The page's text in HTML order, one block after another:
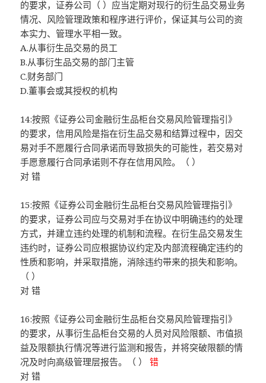
的要求，证券公司（ ）应当定期对现行的衍生品交易业务
情况、风险管理政策和程序进行评价，保证其与公司的资
本实力、管理水平相一致。
A.从事衍生品交易的员工
B.从事衍生品交易的部门主管
C.财务部门
D.董事会或其授权的机构
14:按照《证券公司金融衍生品柜台交易风险管理指引》
的要求，信用风险是指在衍生品交易和结算过程中，因交
易对手不愿履行合同承诺而导致损失的可能性，若交易对
手愿意履行合同承诺则不存在信用风险。（ ）
对 错
15:按照《证券公司金融衍生品柜台交易风险管理指引》
的要求，证券公司应与交易对手在协议中明确违约的处理
方式，并建立违约处理的机制和流程。在衍生品交易发生
违约时，证券公司应根据协议约定及内部流程确定违约的
性质和影响，并采取措施，消除违约带来的损失和影响。
（ ）
对 错
16:按照《证券公司金融衍生品柜台交易风险管理指引》
的要求，从事衍生品柜台交易的人员对风险限额、市值损
益及限额执行情况等进行监测和报告，并将突破限额的情
况及时向高级管理层报告。（ ）错
对 错